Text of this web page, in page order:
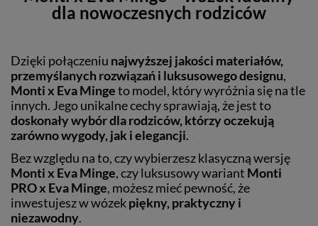
dla nowoczesnych rodziców
Dzięki połączeniu najwyższej jakości materiałów,
przemyślanych rozwiązań i luksusowego designu,
Monti x Eva Mingeto model, który wyróżnia się na tle
innych. Jego unikalne cechy sprawiają, że jest to
doskonały wybór dla rodziców, którzy oczekują
zarówno wygody, jak i elegancji.
Bez względu na to, czy wybierzesz klasyczną wersję
Monti x Eva Minge, czy luksusowy wariant Monti
PRO x Eva Minge, możesz mieć pewność, że
inwestujesz w wózekpiękny, praktyczny i
niezawodny.